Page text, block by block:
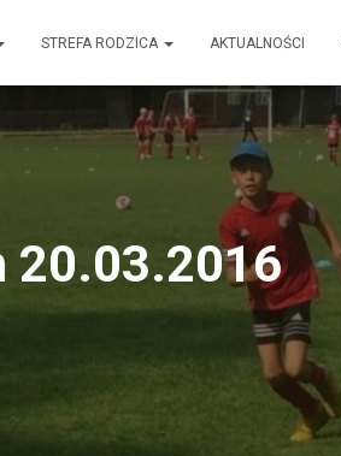
STREFA RODZICA AKTUALNOŚCI
20.03.2016